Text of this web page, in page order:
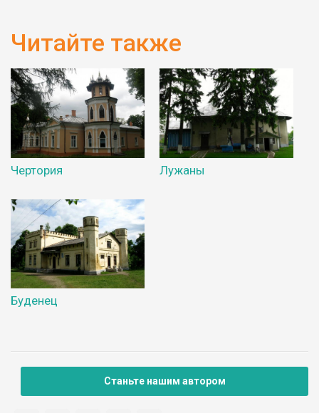
Читайте также
Чертория Лужаны
Буденец
Станьте нашим автором